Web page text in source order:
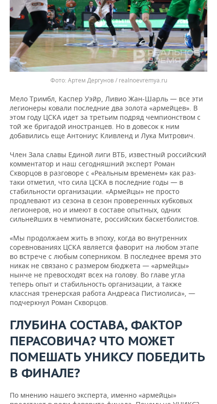
Артем Дергунов / realnoevremya.ru
Мело Тримбл, Каспер Уэйр, Ливио Жан-Шарль — все эти
легионеры ковали последние два золота «армейцев». В
этом году ЦСКА идет за третьим подряд чемпионством с
той же бригадой иностранцев. Но в довесок к ним
добавились еще Антониус Кливленд и Лука Митрович.
Член Зала славы Единой лиги ВТБ, известный российский
комментатор и наш сегодняшний эксперт Роман
Скворцов в разговоре с «Реальным временем» как раз-
таки отметил, что сила ЦСКА в последние годы — в
стабильности организации. «Армейцы» не просто
продлевают из сезона в сезон проверенных кубковых
легионеров, но и имеют в составе опытных, одних
сильнейших в чемпионате, российских баскетболистов.
«Мы продолжаем жить в эпоху, когда во внутренних
соревнованиях ЦСКА является фаворит на любом этапе
во встрече с любым соперником. В последнее время это
никак не связано с размером бюджета — «армейцы»
нынче не превосходят всех на голову. Во главе угла
теперь опыт и стабильность организации, а также
классная тренерская работа Андреаса Пистиолиса», —
подчеркнул Роман Скворцов.
ГЛУБИНА СОСТАВА, ФАКТОР
ПЕРАСОВИЧА? ЧТО МОЖЕТ
ПОМЕШАТЬ УНИКСУ ПОБЕДИТЬ
В ФИНАЛЕ?
По мнению нашего эксперта, именно «армейцы»